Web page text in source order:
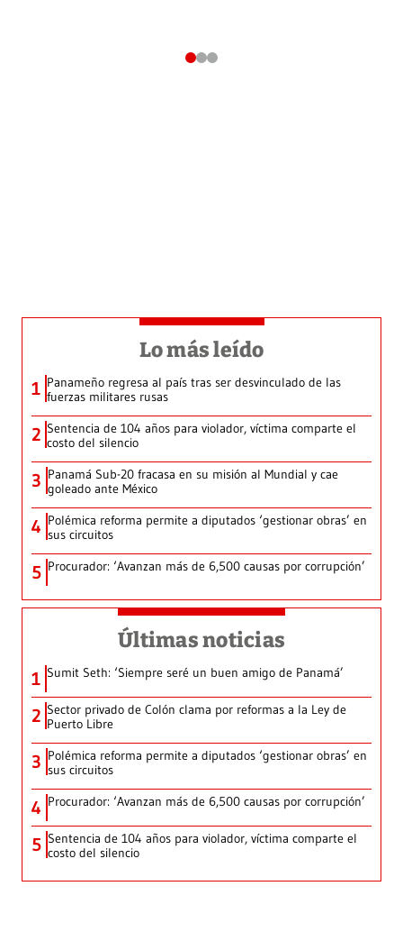
Lo más leído
1 Panameño regresa al país tras ser desvinculado de las
fuerzas militares rusas
2 Sentencia de 104 años para violador, víctima comparte el
costo del silencio
3 Panamá Sub-20 fracasa en su misión al Mundial y cae
goleado ante México
4 Polémica reforma permite a diputados ‘gestionar obras’ en
sus circuitos
5 Procurador: ‘Avanzan más de 6,500 causas por corrupción’
Últimas noticias
1 Sumit Seth: ‘Siempre seré un buen amigo de Panamá’
2 Sector privado de Colón clama por reformas a la Ley de
Puerto Libre
3 Polémica reforma permite a diputados ‘gestionar obras’ en
sus circuitos
4 Procurador: ‘Avanzan más de 6,500 causas por corrupción’
5 Sentencia de 104 años para violador, víctima comparte el
costo del silencio